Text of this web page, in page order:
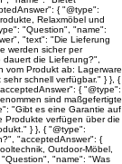
{ "@type":
Relaxmöbel und
"Question", "name":
"text": "Die Lieferung
werden sicher per
die Lieferung?",
vom Produkt ab: Lagerware
schnell verfügbar." } }, {
{ "@type":
sind maßgefertigte
"Gibt es eine Garantie auf
Produkte verfügen über die
} }, { "@type":
"acceptedAnswer": {
Outdoor-Möbel,
"name": "Was